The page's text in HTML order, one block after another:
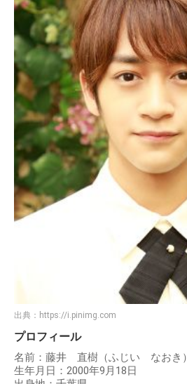
出典： https://i.pinimg.com
プロフィール
名前：藤井 直樹（ふじい なおき）
生年月日：2000年9月18日